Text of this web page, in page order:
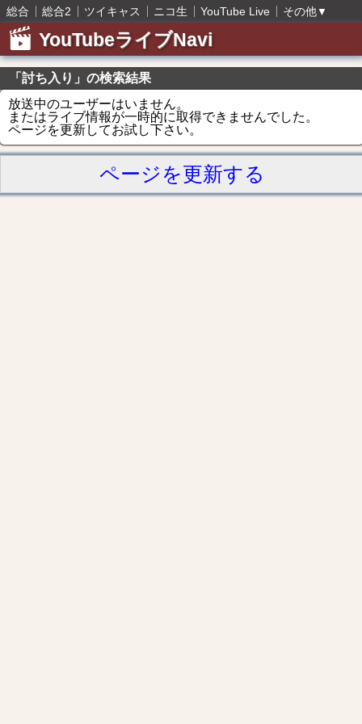
総合 総合2 ツイキャス ニコ生 YouTube Live その他▼
YouTubeライブNavi
「討ち入り」の検索結果
放送中のユーザーはいません。
またはライブ情報が一時的に取得できませんでした。
ページを更新してお試し下さい。
ページを更新する